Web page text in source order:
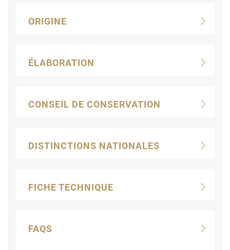
ORIGINE
ÉLABORATION
CONSEIL DE CONSERVATION
DISTINCTIONS NATIONALES
FICHE TECHNIQUE
FAQS